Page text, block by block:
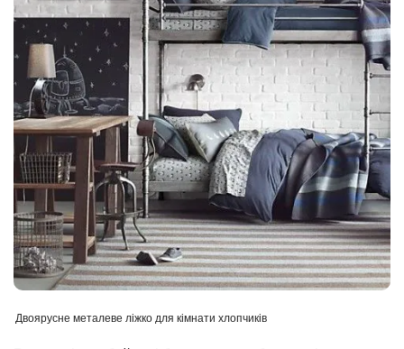
Двоярусне металеве ліжко для кімнати хлопчиків